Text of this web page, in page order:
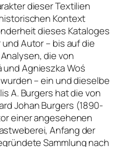
dieser Textilien
Kontext
dieses Kataloges
Autor – bis auf die
die von
und Agnieszka Woś
– ein und dieselbe
A. Burgers hat die von
Johan Burgers (1890-
einer angesehenen
Anfang der
Sammlung nach